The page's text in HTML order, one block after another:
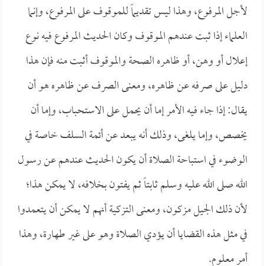
لأجل المرفوع، وهذا ليس تقديماً للموقوف على المرفوع، وإنما
العلماء إذا ثبت عندهم الموقوف وكان الحديث المرفوع فيه نوع
إعلال أو وهن، أو ظاهره الصحة والموقوف أثبت منه فإن هذا
دليل على صرفه عن ظاهره، ومعنى الصرف عن ظاهره هو أن
يقال: إذا جاء فيه الأمر إما أن يحمل على الاستحباب، وإما أن
يخصص، وإما يلغى، وذلك أنه يبعد عن أئمة السلف خاصة في
الوضوء في استباحة الصلاة أن يكون الحديث عندهم عن رسول
الله صلى الله عليه وسلم ثابتاً ثم يفتون بخلافه، لا يمكن هذا؛
لأن ذلك الجيل مزكون، ومعنى التزكية أنهم لا يمكن أن يتعمدوا
في مثل هذه القضايا أن يؤدي الصلاة وهو على غير طهارة، وهذا
أمر معلوم.